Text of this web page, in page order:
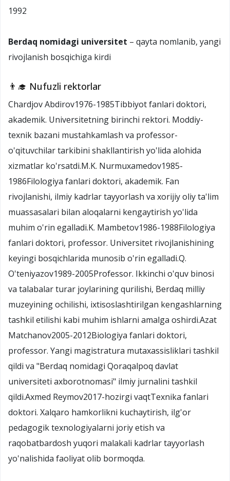
1992
Berdaq nomidagi universitet – qayta nomlanib, yangi
rivojlanish bosqichiga kirdi
👨‍🎓 Nufuzli rektorlar
Chardjov Abdirov1976-1985Tibbiyot fanlari doktori,
akademik. Universitetning birinchi rektori. Moddiy-
texnik bazani mustahkamlash va professor-
o'qituvchilar tarkibini shakllantirish yo'lida alohida
xizmatlar ko'rsatdi.M.K. Nurmuxamedov1985-
1986Filologiya fanlari doktori, akademik. Fan
rivojlanishi, ilmiy kadrlar tayyorlash va xorijiy oliy ta'lim
muassasalari bilan aloqalarni kengaytirish yo'lida
muhim o'rin egalladi.K. Mambetov1986-1988Filologiya
fanlari doktori, professor. Universitet rivojlanishining
keyingi bosqichlarida munosib o'rin egalladi.Q.
O'teniyazov1989-2005Professor. Ikkinchi o'quv binosi
va talabalar turar joylarining qurilishi, Berdaq milliy
muzeyining ochilishi, ixtisoslashtirilgan kengashlarning
tashkil etilishi kabi muhim ishlarni amalga oshirdi.Azat
Matchanov2005-2012Biologiya fanlari doktori,
professor. Yangi magistratura mutaxassisliklari tashkil
qildi va "Berdaq nomidagi Qoraqalpoq davlat
universiteti axborotnomasi" ilmiy jurnalini tashkil
qildi.Axmed Reymov2017-hozirgi vaqtTexnika fanlari
doktori. Xalqaro hamkorlikni kuchaytirish, ilg'or
pedagogik texnologiyalarni joriy etish va
raqobatbardosh yuqori malakali kadrlar tayyorlash
yo'nalishida faoliyat olib bormoqda.